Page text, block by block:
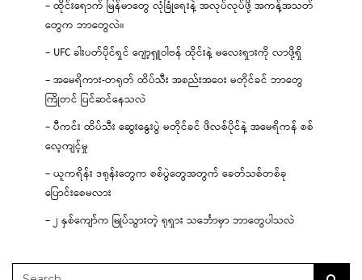
– ထိုင်းရောက် မြန်မာတွေ လုံခြုံရေးနဲ့ အလုပ်လုပ်ဖို့ အကန့်အသတ်
တွေက ဘာတွေလဲ။
– UFC ခါးပတ်ပိုင်ရှင် ဂျော့ရှူဝါဗန် ထိုင်းနဲ့ မလေးရှားကို လာဖို့ရှိ
– အမေရိကား-တရုတ် ထိပ်သီး အစည်းအဝေး မတိုင်ခင် ဘာတွေ
ကြိုတင် ပြင်ဆင်နေသလဲ
– ပီကင်း ထိပ်သီး ဆွေးနွေးပွဲ မတိုင်ခင် ဖိလစ်ပိုင်နဲ့ အမေရိကန် စစ်
လေ့ကျင့်မှု
– ယူကရိန်း ဒရုန်းတွေက စစ်ပွဲတွေအတွက် ခေတ်သစ်တစ်ခု
ပြောင်းစေမလား
– ၂ နှစ်ကျော်က မြုပ်သွားတဲ့ ရုရှား သင်္ဘောမှာ ဘာတွေပါသလဲ